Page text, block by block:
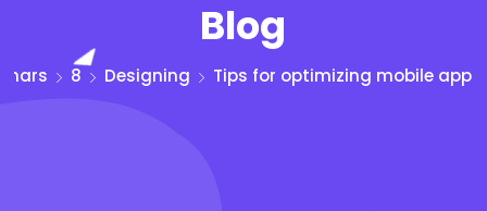
Blog
mars 8 Designing Tips for optimizing mobile app